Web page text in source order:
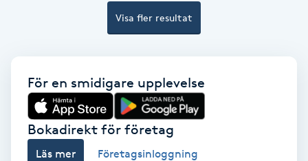
Ansiktsbehandling djuprengörande
Balayage
Bambumassage
Visa fler resultat
För en smidigare upplevelse
Bokadirekt för företag
Läs mer Företagsinloggning